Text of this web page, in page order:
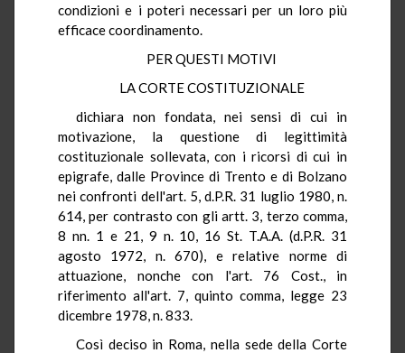
condizioni e i poteri necessari per un loro più
efficace coordinamento.
PER QUESTI MOTIVI
LA CORTE COSTITUZIONALE
dichiara non fondata, nei sensi di cui in
motivazione, la questione di legittimità
costituzionale sollevata, con i ricorsi di cui in
epigrafe, dalle Province di Trento e di Bolzano
nei confronti dell'art. 5, d.P.R. 31 luglio 1980, n.
614, per contrasto con gli artt. 3, terzo comma,
8 nn. 1 e 21, 9 n. 10, 16 St. T.A.A. (d.P.R. 31
agosto 1972, n. 670), e relative norme di
attuazione, nonche con l'art. 76 Cost., in
riferimento all'art. 7, quinto comma, legge 23
dicembre 1978, n. 833.
Così deciso in Roma, nella sede della Corte